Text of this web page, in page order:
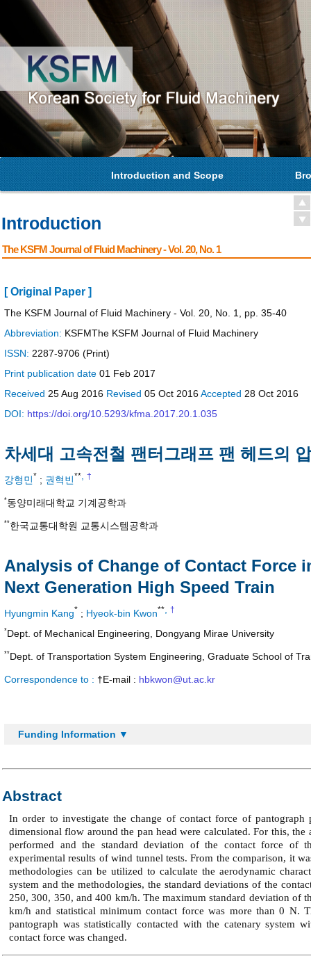
Introduction and Scope
Introduction
The KSFM Journal of Fluid Machinery - Vol. 20, No. 1
[ Original Paper ]
The KSFM Journal of Fluid Machinery - Vol. 20, No. 1, pp. 35-40
Abbreviation: KSFMThe KSFM Journal of Fluid Machinery
ISSN: 2287-9706 (Print)
Print publication date 01 Feb 2017
Received 25 Aug 2016 Revised 05 Oct 2016Accepted 28 Oct 2016
DOI: https://doi.org/10.5293/kfma.2017.20.1.035
차세대 고속전철 팬터그래프 팬 헤드의
강형민* ; 권혁빈** †
*동양미래대학교 기계공학과
**한국교통대학원 교통시스템공학과
Analysis of Change of Contact Force
Next Generation High Speed Train
Hyungmin Kang* ; Hyeok-bin Kwon** †
*Dept. of Mechanical Engineering, Dongyang Mirae University
**Dept. of Transportation System Engineering, Graduate School of
Correspondence to : †E-mail : hbkwon@ut.ac.kr
Funding Information ▼
Abstract
In order to investigate the change of contact force of
dimensional flow around the pan head were calculated. For this,
performed and the standard deviation of the contact force of
experimental results of wind tunnel tests. From the comparison, it
methodologies can be utilized to calculate the aerodynamic
system and the methodologies, the standard deviations of the
250, 300, 350, and 400 km/h. The maximum standard deviation of
km/h and statistical minimum contact force was more than 0 N.
pantograph was statistically contacted with the catenary system
contact force was changed.